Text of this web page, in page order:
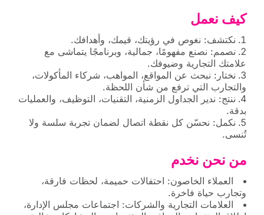
كيف نعمل
نكتشف: نغوص في رؤيتك، قيمك، وأهدافك.
نصمم: نصنع مفهومًا، جمالية، وبرنامجًا يتماشى مع
علامتك التجارية وضيوفك.
نختار: نبحث عن المواقع، المواهب، شركاء المأكولات،
والتجارب التي ترفع من شأن اللحظة.
ننتج: ندير الجداول الزمنية، التقنيات، التوظيف، والعمليات
بدقة.
نكمل: نحسّن كل نقطة اتصال لضمان تجربة سلسة ولا
تُنسى.
من نحن نخدم
العملاء الخاصون: احتفالات حميمة، لحظات فارقة،
وتجارب حياة فاخرة.
العلامات التجارية والشركات: اجتماعات مجلس الإدارة،